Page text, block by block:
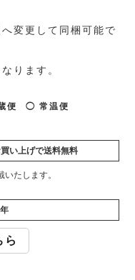
変更して同梱可能で
ります。
便 ◯ 常温便
い上げで送料無料
たします。
ら